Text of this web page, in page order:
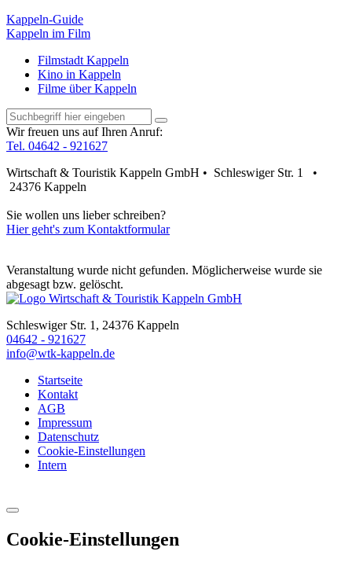
Kappeln-Guide
Kappeln im Film
Filmstadt Kappeln
Kino in Kappeln
Filme über Kappeln
Wir freuen uns auf Ihren Anruf:
Tel. 04642 - 921627
Wirtschaft & Touristik Kappeln GmbH • Schleswiger Str. 1 •
24376 Kappeln
Sie wollen uns lieber schreiben?
Hier geht's zum Kontaktformular
Veranstaltung wurde nicht gefunden. Möglicherweise wurde sie
abgesagt bzw. gelöscht.
Schleswiger Str. 1, 24376 Kappeln
04642 - 921627
info@wtk-kappeln.de
Startseite
Kontakt
AGB
Impressum
Datenschutz
Cookie-Einstellungen
Intern
Cookie-Einstellungen